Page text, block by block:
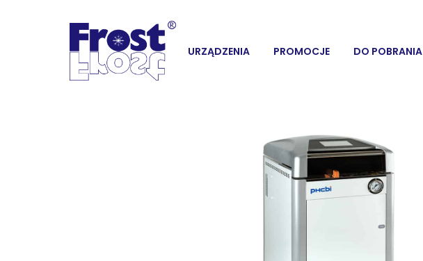
URZĄDZENIA PROMOCJE DO POBRANIA